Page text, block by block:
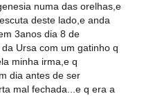
numa das orelhas,e
deste lado,e anda
3anos dia 8 de
Ursa com um gatinho q
minha irma,e q
dia antes de ser
mal fechada...e q era a